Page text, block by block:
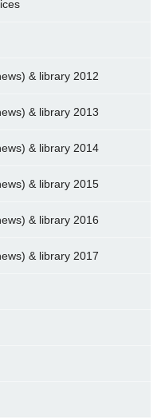
& library 2012
& library 2013
& library 2014
& library 2015
& library 2016
& library 2017